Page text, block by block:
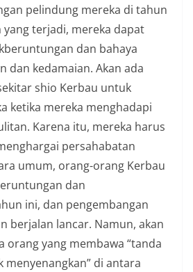
pelindung mereka di tahun
terjadi, mereka dapat
dan bahaya
dan kedamaian. Akan ada
shio Kerbau untuk
ketika mereka menghadapi
Karena itu, mereka harus
persahabatan
umum, orang-orang Kerbau
dan
ini, dan pengembangan
berjalan lancar. Namun, akan
orang yang membawa “tanda
menyenangkan” di antara